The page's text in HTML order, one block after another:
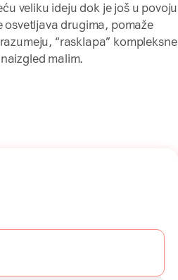
veliku ideju dok je još u povoju
osvetljava drugima, pomaže
“rasklapa” kompleksne
malim.